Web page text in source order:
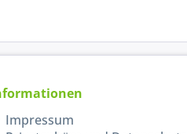
Impressum